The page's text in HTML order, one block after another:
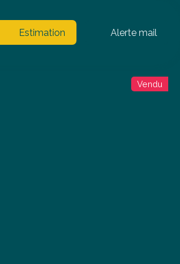
Estimation Alerte mail
Vendu